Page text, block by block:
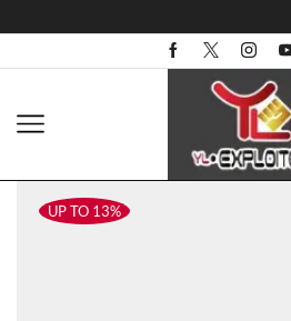
UP TO 13%